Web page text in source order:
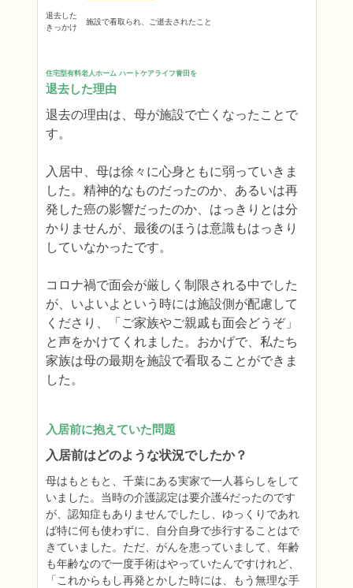
退去した
きっかけ
施設で看取られ、ご逝去されたこと
住宅型有料老人ホーム ハートケアライフ誉田を
退去した理由
退去の理由は、母が施設で亡くなったことで
す。
入居中、母は徐々に心身ともに弱っていきま
した。精神的なものだったのか、あるいは再
発した癌の影響だったのか、はっきりとは分
かりませんが、最後のほうは意識もはっきり
していなかったです。
コロナ禍で面会が厳しく制限される中でした
が、いよいよという時には施設側が配慮して
くださり、「ご家族やご親戚も面会どうぞ」
と声をかけてくれました。おかげで、私たち
家族は母の最期を施設で看取ることができま
した。
入居前に抱えていた問題
入居前はどのような状況でしたか？
母はもともと、千葉にある実家で一人暮らしをして
いました。当時の介護認定は要介護4だったのです
が、認知症もありませんでしたし、ゆっくりであれ
ば特に何も使わずに、自分自身で歩行することはで
きていました。ただ、がんを患っていまして、年齢
も年齢なので一度手術はやっていたんですけれど、
「これからもし再発とかした時には、もう無理な手